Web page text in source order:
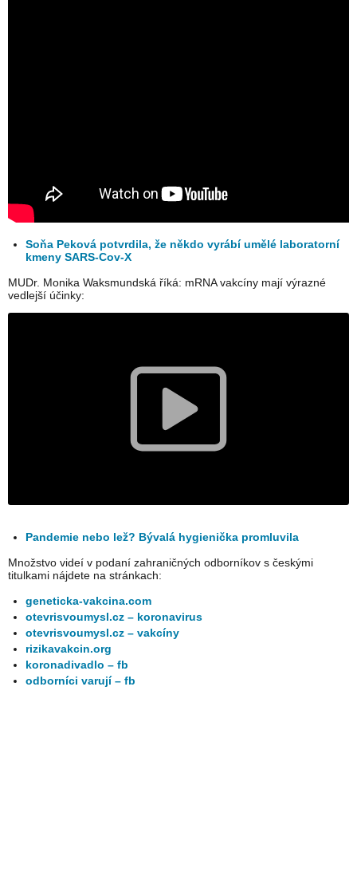
Soňa Peková potvrdila, že někdo vyrábí umělé laboratorní
kmeny SARS-Cov-X
MUDr. Monika Waksmundská říká: mRNA vakcíny mají výrazné
vedlejší účinky:
Pandemie nebo lež? Bývalá hygienička promluvila
Množstvo videí v podaní zahraničných odborníkov s českými
titulkami nájdete na stránkach:
geneticka-vakcina.com
otevrisvoumysl.cz – koronavirus
otevrisvoumysl.cz – vakcíny
rizikavakcin.org
koronadivadlo – fb
odborníci varují – fb